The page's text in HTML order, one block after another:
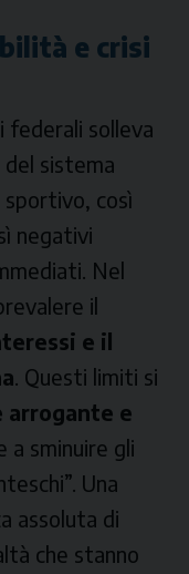
e crisi
federali solleva
sistema
così
negativi
Nel
il
e il
. Questi limiti si
arrogante e
a sminuire gli
Una
assoluta di
che stanno